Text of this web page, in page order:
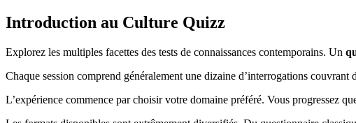
Introduction au Culture Quizz
Explorez les multiples facettes des tests de connaissances contemporains. Un
Chaque session comprend généralement une dizaine d’interrogations couvrant
L’expérience commence par choisir votre domaine préféré. Vous progressez